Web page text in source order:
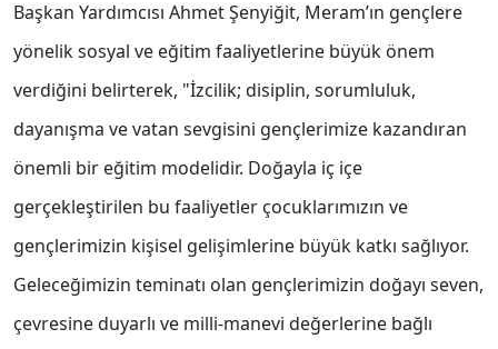
Başkan Yardımcısı Ahmet Şenyiğit, Meram’ın gençlere
yönelik sosyal ve eğitim faaliyetlerine büyük önem
verdiğini belirterek, "İzcilik; disiplin, sorumluluk,
dayanışma ve vatan sevgisini gençlerimize kazandıran
önemli bir eğitim modelidir. Doğayla iç içe
gerçekleştirilen bu faaliyetler çocuklarımızın ve
gençlerimizin kişisel gelişimlerine büyük katkı sağlıyor.
Geleceğimizin teminatı olan gençlerimizin doğayı seven,
çevresine duyarlı ve milli-manevi değerlerine bağlı